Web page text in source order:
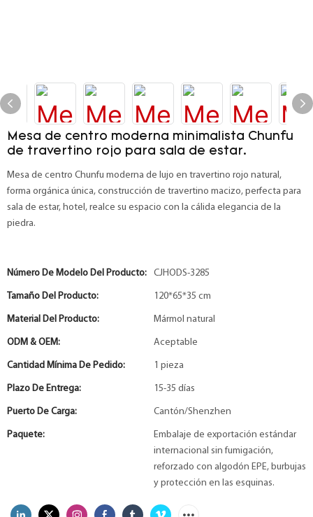
Mesa de centro moderna minimalista Chunfu
de travertino rojo para sala de estar.
Mesa de centro Chunfu moderna de lujo en travertino rojo natural,
forma orgánica única, construcción de travertino macizo, perfecta para
sala de estar, hotel, realce su espacio con la cálida elegancia de la
piedra.
Número De Modelo Del Producto: CJHODS-3285
Tamaño Del Producto: 120*65*35 cm
Material Del Producto: Mármol natural
ODM & OEM: Aceptable
Cantidad Mínima De Pedido: 1 pieza
Plazo De Entrega: 15-35 días
Puerto De Carga: Cantón/Shenzhen
Paquete:
Embalaje de exportación estándar
internacional sin fumigación,
reforzado con algodón EPE, burbujas
y protección en las esquinas.